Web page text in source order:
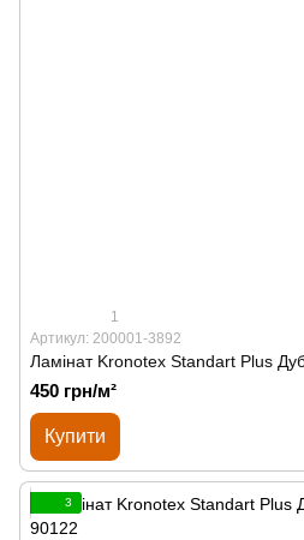
1
Артикул: 200001-3892
Ламінат Kronotex Standart Plus
450 грн/м²
Купити
3